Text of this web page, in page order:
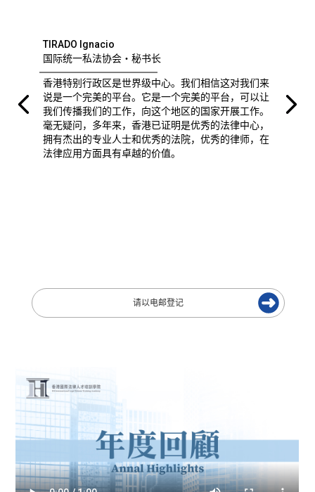
TIRADO Ignacio
国际统一私法协会・秘书长
香港特别行政区是世界级中心。我们相信这对我们来
说是一个完美的平台。它是一个完美的平台，可以让
我们传播我们的工作，向这个地区的国家开展工作。
毫无疑问，多年来，香港已证明是优秀的法律中心，
拥有杰出的专业人士和优秀的法院，优秀的律师，在
法律应用方面具有卓越的价值。